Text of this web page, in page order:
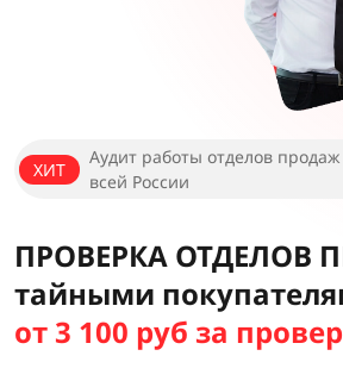
ХИТ
Аудит работы отделов
всей России
ПРОВЕРКА ОТДЕЛОВ
тайными
от 3 100 руб за